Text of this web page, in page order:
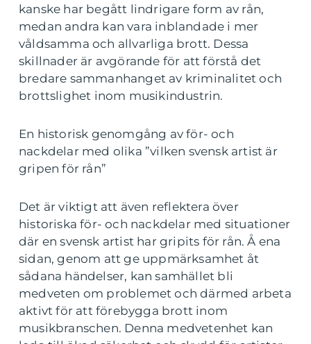
kanske har begått lindrigare form av rån,
medan andra kan vara inblandade i mer
våldsamma och allvarliga brott. Dessa
skillnader är avgörande för att förstå det
bredare sammanhanget av kriminalitet och
brottslighet inom musikindustrin.
En historisk genomgång av för- och
nackdelar med olika ”vilken svensk artist är
gripen för rån”
Det är viktigt att även reflektera över
historiska för- och nackdelar med situationer
där en svensk artist har gripits för rån. Å ena
sidan, genom att ge uppmärksamhet åt
sådana händelser, kan samhället bli
medveten om problemet och därmed arbeta
aktivt för att förebygga brott inom
musikbranschen. Denna medvetenhet kan